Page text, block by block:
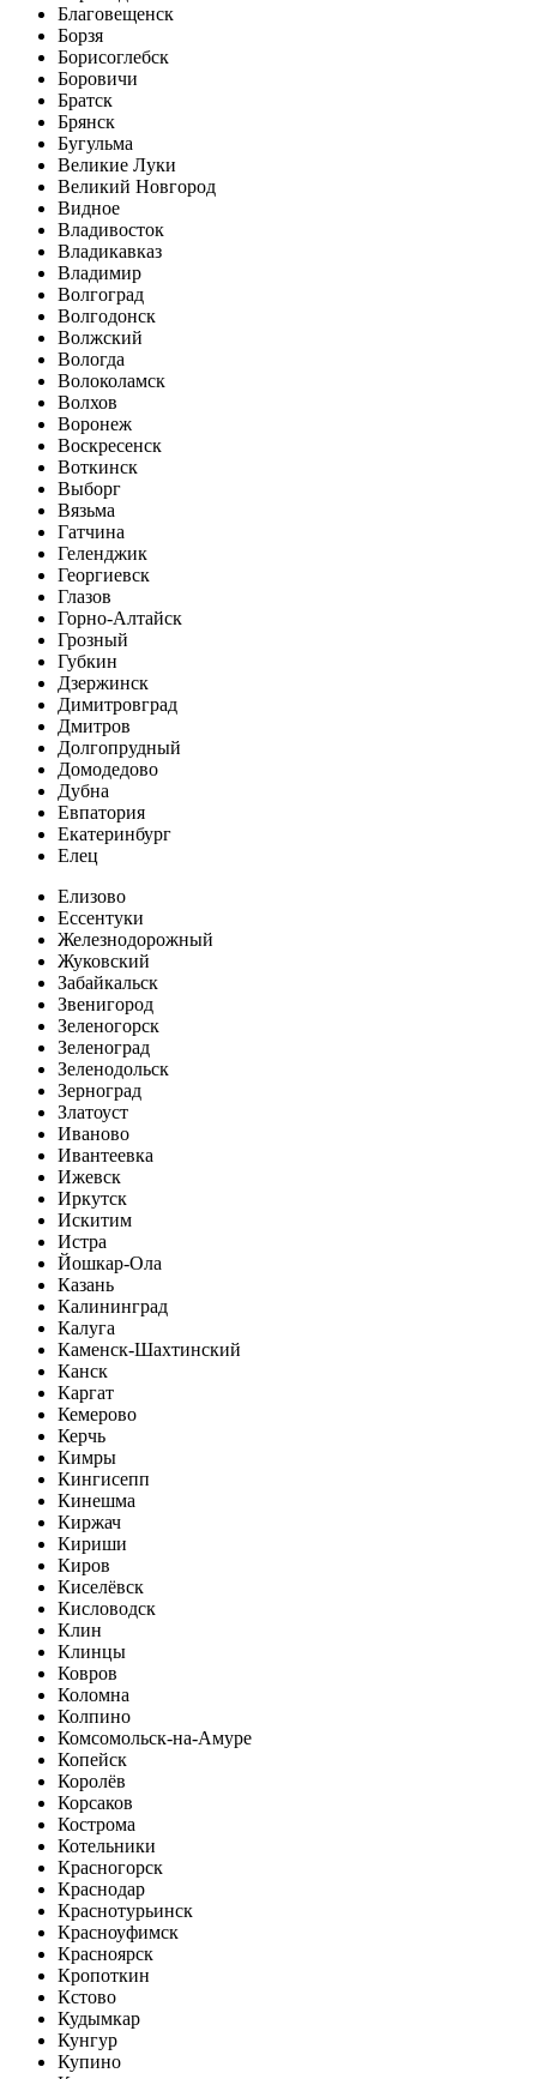
Благовещенск
Борзя
Борисоглебск
Боровичи
Братск
Брянск
Бугульма
Великие Луки
Великий Новгород
Видное
Владивосток
Владикавказ
Владимир
Волгоград
Волгодонск
Волжский
Вологда
Волоколамск
Волхов
Воронеж
Воскресенск
Воткинск
Выборг
Вязьма
Гатчина
Геленджик
Георгиевск
Глазов
Горно-Алтайск
Грозный
Губкин
Дзержинск
Димитровград
Дмитров
Долгопрудный
Домодедово
Дубна
Евпатория
Екатеринбург
Елец
Елизово
Ессентуки
Железнодорожный
Жуковский
Забайкальск
Звенигород
Зеленогорск
Зеленоград
Зеленодольск
Зерноград
Златоуст
Иваново
Ивантеевка
Ижевск
Иркутск
Искитим
Истра
Йошкар-Ола
Казань
Калининград
Калуга
Каменск-Шахтинский
Канск
Каргат
Кемерово
Керчь
Кимры
Кингисепп
Кинешма
Киржач
Кириши
Киров
Киселёвск
Кисловодск
Клин
Клинцы
Ковров
Коломна
Колпино
Комсомольск-на-Амуре
Копейск
Королёв
Корсаков
Кострома
Котельники
Красногорск
Краснодар
Краснотурьинск
Красноуфимск
Красноярск
Кропоткин
Кстово
Кудымкар
Кунгур
Купино